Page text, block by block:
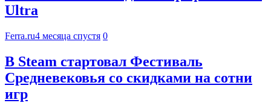
Ultra
Ferra.ru4 месяца спустя 0
В Steam стартовал Фестиваль
Средневековья со скидками на сотни
игр